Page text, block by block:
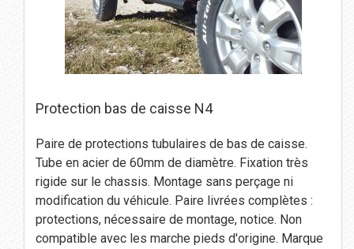
Protection bas de caisse N4
Paire de protections tubulaires de bas de caisse.
Tube en acier de 60mm de diamètre. Fixation très
rigide sur le chassis. Montage sans perçage ni
modification du véhicule. Paire livrées complètes :
protections, nécessaire de montage, notice. Non
compatible avec les marche pieds d'origine. Marque